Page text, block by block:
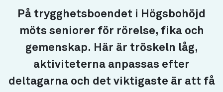
lägenhet
På trygghetsboendet i Högsbohöjd
möts seniorer för rörelse, fika och
gemenskap. Här är tröskeln låg,
aktiviteterna anpassas efter
deltagarna och det viktigaste är att få